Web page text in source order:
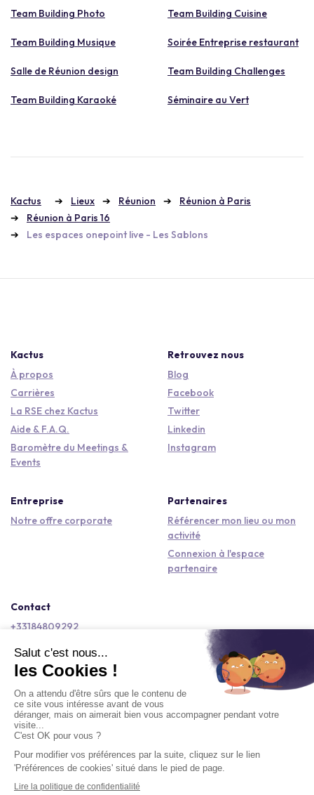
Team Building Photo Team Building Cuisine
Team Building Musique Soirée Entreprise restaurant
Salle de Réunion design Team Building Challenges
Team Building Karaoké Séminaire au Vert
Kactus Lieux Réunion
Réunion à Paris
Réunion à Paris 16
Les espaces onepoint live - Les Sablons
Kactus
À propos
Carrières
La RSE chez Kactus
Aide & F.A.Q.
Baromètre du Meetings &
Events
Retrouvez nous
Blog
Facebook
Twitter
Linkedin
Instagram
Entreprise
Notre offre corporate
Partenaires
Référencer mon lieu ou mon
activité
Connexion à l'espace
partenaire
Contact
+33184809292
Copyright © 2026 Kactus Tous droits réservés
Conditions générales d'utilisation
Mentions légales
Signaler un contenu